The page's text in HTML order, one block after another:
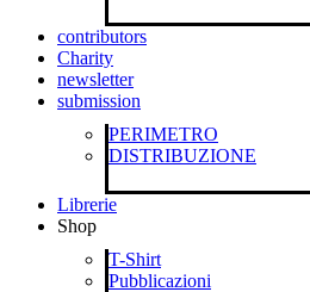
contributors
Charity
newsletter
submission
PERIMETRO
DISTRIBUZIONE
Librerie
Shop
T-Shirt
Pubblicazioni